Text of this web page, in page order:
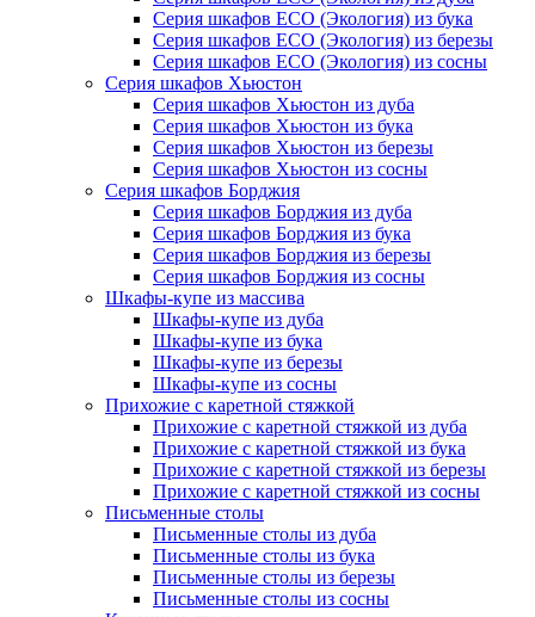
Серия шкафов ECO (Экология) из бука
Серия шкафов ECO (Экология) из березы
Серия шкафов ECO (Экология) из сосны
Серия шкафов Хьюстон
Серия шкафов Хьюстон из дуба
Серия шкафов Хьюстон из бука
Серия шкафов Хьюстон из березы
Серия шкафов Хьюстон из сосны
Серия шкафов Борджия
Серия шкафов Борджия из дуба
Серия шкафов Борджия из бука
Серия шкафов Борджия из березы
Серия шкафов Борджия из сосны
Шкафы-купе из массива
Шкафы-купе из дуба
Шкафы-купе из бука
Шкафы-купе из березы
Шкафы-купе из сосны
Прихожие с каретной стяжкой
Прихожие с каретной стяжкой из дуба
Прихожие с каретной стяжкой из бука
Прихожие с каретной стяжкой из березы
Прихожие с каретной стяжкой из сосны
Письменные столы
Письменные столы из дуба
Письменные столы из бука
Письменные столы из березы
Письменные столы из сосны